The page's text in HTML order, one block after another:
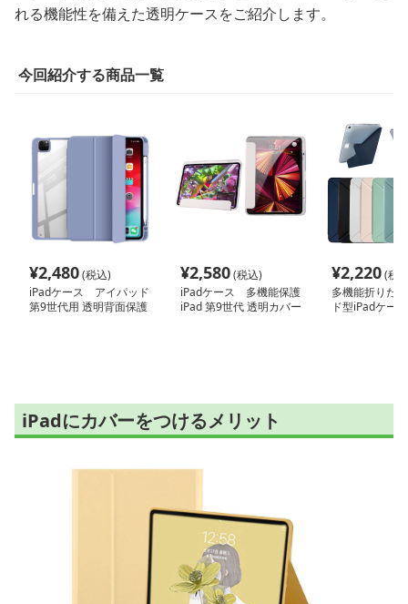
れる機能性を備えた透明ケースをご紹介します。
今回紹介する商品一覧
¥2,480(税込)
iPadケース アイパッド
第9世代用 透明背面保護
¥2,580(税込)
iPadケース 多機能保護
iPad 第9世代 透明カバー
¥2,220(税
多機能折りた
ド型iPadケ
iPadにカバーをつけるメリット